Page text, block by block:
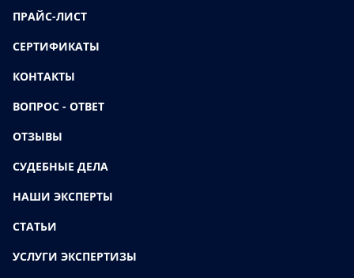
ПРАЙС-ЛИСТ
СЕРТИФИКАТЫ
КОНТАКТЫ
ВОПРОС - ОТВЕТ
ОТЗЫВЫ
СУДЕБНЫЕ ДЕЛА
НАШИ ЭКСПЕРТЫ
СТАТЬИ
УСЛУГИ ЭКСПЕРТИЗЫ